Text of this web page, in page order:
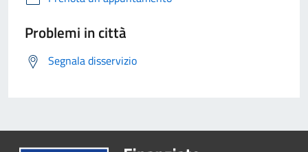
Problemi in città
Segnala disservizio